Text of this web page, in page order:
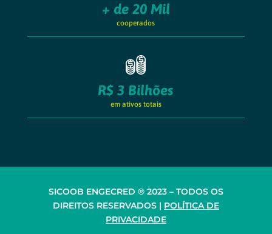
+ de 20 Mil
cooperados
R$ 3 Bilhões
em ativos totais
SICOOB ENGECRED ® 2023 – TODOS OS
DIREITOS RESERVADOS | POLÍTICA DE
PRIVACIDADE